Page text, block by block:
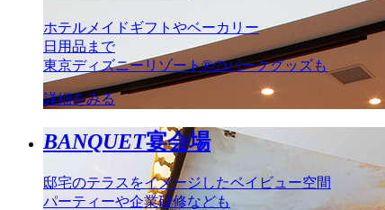
ホテルメイドギフトやベーカリー
日用品まで
東京ディズニーリゾート®のパークグッズも
詳細をみる
BANQUET宴会場
邸宅のテラスをイメージしたベイビュー空間
パーティーや企業研修なども